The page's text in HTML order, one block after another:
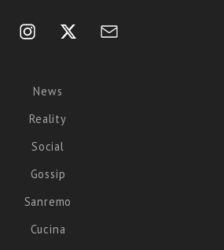
News
Reality
Social
Gossip
Sanremo
Cucina